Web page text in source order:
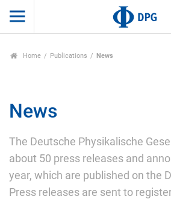
Home Publications News
News
The Deutsche Physikalische
about 50 press releases and
year, which are published on the
Press releases are sent to